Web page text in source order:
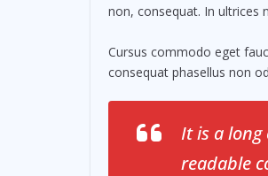
non, consequat. In ultrices
Cursus commodo eget
consequat phasellus non
It is a
readable